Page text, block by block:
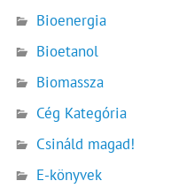
Bioenergia
Bioetanol
Biomassza
Cég Kategória
Csináld magad!
E-könyvek